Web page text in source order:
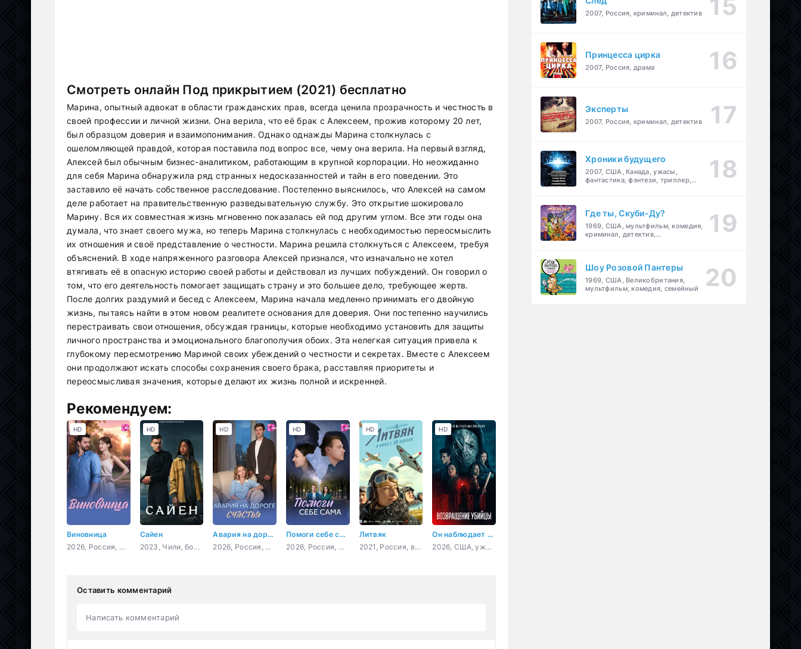
Смотреть онлайн Под прикрытием (2021) бесплатно
Марина, опытный адвокат в области гражданских прав, всегда ценила прозрачность и честность в
своей профессии и личной жизни. Она верила, что её брак с Алексеем, прожив которому 20 лет,
был образцом доверия и взаимопонимания. Однако однажды Марина столкнулась с
ошеломляющей правдой, которая поставила под вопрос все, чему она верила. На первый взгляд,
Алексей был обычным бизнес-аналитиком, работающим в крупной корпорации. Но неожиданно
для себя Марина обнаружила ряд странных недосказанностей и тайн в его поведении. Это
заставило её начать собственное расследование. Постепенно выяснилось, что Алексей на самом
деле работает на правительственную разведывательную службу. Это открытие шокировало
Марину. Вся их совместная жизнь мгновенно показалась ей под другим углом. Все эти годы она
думала, что знает своего мужа, но теперь Марина столкнулась с необходимостью переосмыслить
их отношения и своё представление о честности. Марина решила столкнуться с Алексеем, требуя
объяснений. В ходе напряженного разговора Алексей признался, что изначально не хотел
втягивать её в опасную историю своей работы и действовал из лучших побуждений. Он говорил о
том, что его деятельность помогает защищать страну и это большее дело, требующее жертв.
После долгих раздумий и бесед с Алексеем, Марина начала медленно принимать его двойную
жизнь, пытаясь найти в этом новом реалитете основания для доверия. Они постепенно научились
перестраивать свои отношения, обсуждая границы, которые необходимо установить для защиты
личного пространства и эмоционального благополучия обоих. Эта нелегкая ситуация привела к
глубокому пересмотрению Мариной своих убеждений о честности и секретах. Вместе с Алексеем
они продолжают искать способы сохранения своего брака, расставляя приоритеты и
переосмысливая значения, которые делают их жизнь полной и искренней.
Рекомендуем:
Виновница
2026, Россия, мелодрама
HD
Сайен
2023, Чили, боевик, триллер
HD
Авария на дороге счастья
2026, Россия, мелодрама
HD
Помоги себе сама
2026, Россия, мелодрама
HD
Литвяк
2021, Россия, военный, история, биография
HD
Он наблюдает за тобой
2026, США, ужасы, триллер
HD
Оставить комментарий
Написать комментарий
2007, Россия, криминал, детектив
Принцесса цирка
2007, Россия, драма
Эксперты
2007, Россия, криминал, детектив
Хроники будущего
2007, США, Канада, ужасы,
фантастика, фэнтези, триллер,
Где ты, Скуби-Ду?
1969, США, мультфильм, комедия,
криминал, детектив,
Шоу Розовой Пантеры
1969, США, Великобритания,
мультфильм, комедия, семейный